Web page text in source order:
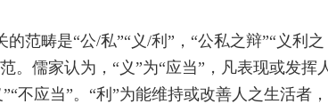
范畴是“公/私”“义/利”，“公私之辩”“义利之
。儒家认为，“义”为“应当”，凡表现或发挥
不应当”。“利”为能维持或改善人之生活者，